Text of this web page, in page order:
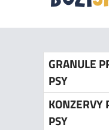
GRANULE
PSY
KONZERVY
PSY